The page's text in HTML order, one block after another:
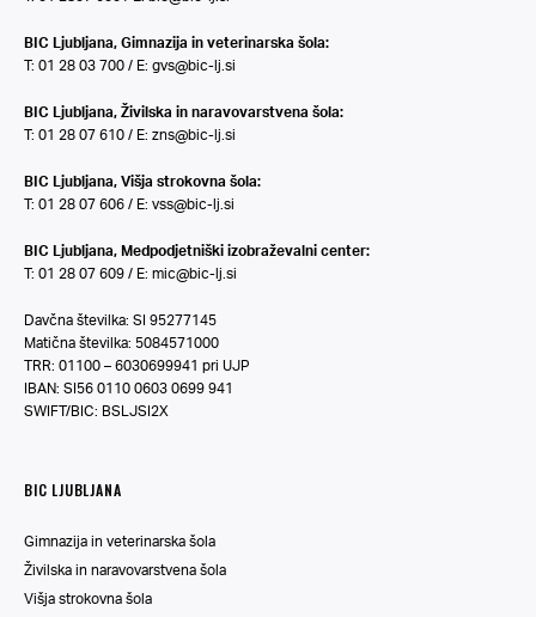
BIC Ljubljana, Gimnazija in veterinarska šola:
T: 01 28 03 700 / E: gvs@bic-lj.si
BIC Ljubljana, Živilska in naravovarstvena šola:
T: 01 28 07 610 / E: zns@bic-lj.si
BIC Ljubljana, Višja strokovna šola:
T: 01 28 07 606 / E: vss@bic-lj.si
BIC Ljubljana, Medpodjetniški izobraževalni center:
T: 01 28 07 609 / E: mic@bic-lj.si
Davčna številka: SI 95277145
Matična številka: 5084571000
TRR: 01100 – 6030699941 pri UJP
IBAN: SI56 0110 0603 0699 941
SWIFT/BIC: BSLJSI2X
BIC LJUBLJANA
Gimnazija in veterinarska šola
Živilska in naravovarstvena šola
Višja strokovna šola